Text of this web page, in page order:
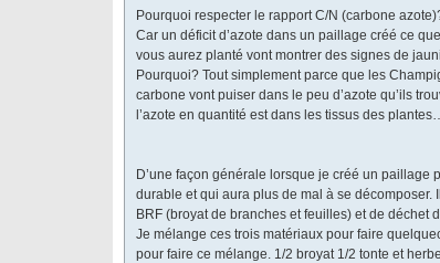
Pourquoi respecter le rapport C/N (carbone
Car un déficit d’azote dans un paillage créé ce
vous aurez planté vont montrer des signes de
Pourquoi? Tout simplement parce que les
carbone vont puiser dans le peu d’azote qu’ils
l’azote en quantité est dans les tissus des
D’une façon générale lorsque je créé un paillage
durable et qui aura plus de mal à se décomposer.
BRF (broyat de branches et feuilles) et de déchet
Je mélange ces trois matériaux pour faire
pour faire ce mélange. 1/2 broyat 1/2 tonte et